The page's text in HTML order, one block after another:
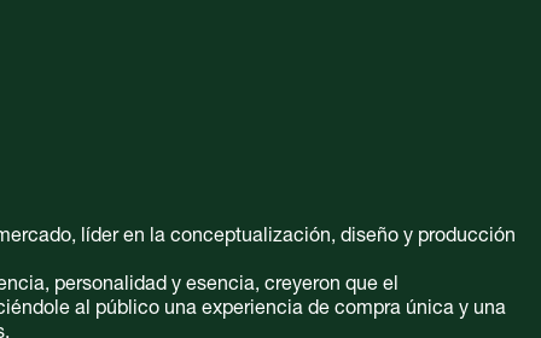
líder en la conceptualización, diseño y producción
personalidad y esencia, creyeron que el
al público una experiencia de compra única y una